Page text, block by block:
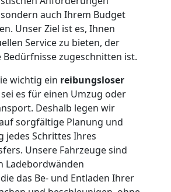
auch Ihrem Budget
Unser Ziel ist es, Ihnen
Service zu bieten, der
Bedürfnisse zugeschnitten ist.
wichtig ein reibungsloser
es für einen Umzug oder
Deshalb legen wir
sorgfältige Planung und
jedes Schrittes Ihres
Unsere Fahrzeuge sind
Ladebordwänden
das Be- und Entladen Ihrer